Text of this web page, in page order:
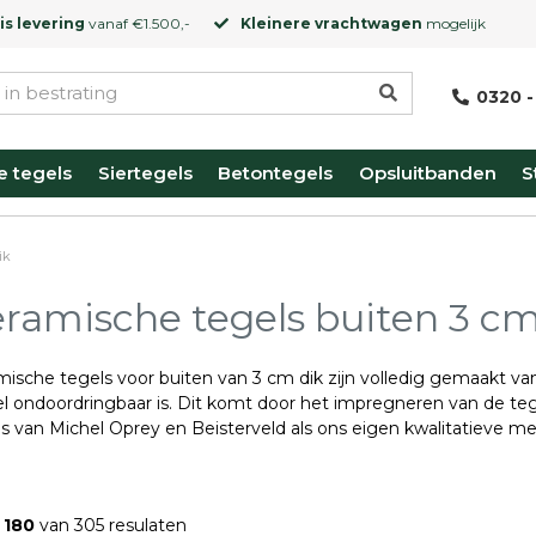
levering vanaf €1.500,- Kleinere vrachtwagen mogelijk
0320 -
tegels Siertegels Betontegels Opsluitbanden
tegels buiten 3
tegels voor buiten van 3 cm dik zijn volledig gemaakt
ondoordringbaar is. Dit komt door het impregneren van de
van Michel Oprey en Beisterveld als ons eigen kwalitatieve
180van 305 resulaten